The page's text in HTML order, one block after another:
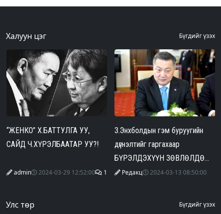
Халуун цэг Бүгдийг үзэх
“ЖЕНКО” Х.БАТТУЛГА УУ,
САЙД Ч.ХҮРЭЛБААТАР УУ?!
admin 2024-03-29 12:52:00 1
З.Энхболдын гэм буруугийн
дүгнэлтийг гаргахаар
БҮРЭЛДЭХҮҮН ЗӨВЛӨЛДӨЖ
байнаРедакц 2024-03-13 08:50:00
Улс төр Бүгдийг үзэх